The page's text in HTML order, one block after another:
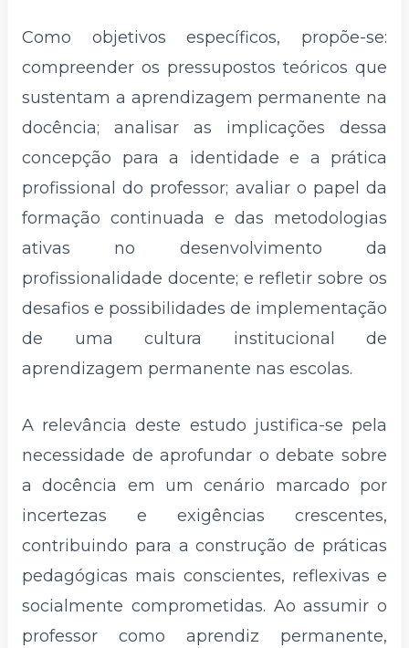
Como objetivos específicos, propõe-se:
compreender os pressupostos teóricos que
sustentam a aprendizagem permanente na
docência; analisar as implicações dessa
concepção para a identidade e a prática
profissional do professor; avaliar o papel da
formação continuada e das metodologias
ativas no desenvolvimento da
profissionalidade docente; e refletir sobre os
desafios e possibilidades de implementação
de uma cultura institucional de
aprendizagem permanente nas escolas.
A relevância deste estudo justifica-se pela
necessidade de aprofundar o debate sobre
a docência em um cenário marcado por
incertezas e exigências crescentes,
contribuindo para a construção de práticas
pedagógicas mais conscientes, reflexivas e
socialmente comprometidas. Ao assumir o
professor como aprendiz permanente,